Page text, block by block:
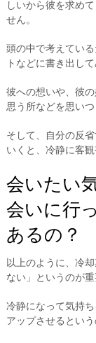
しいから彼を求め
せん。
頭の中で考えてい
トなどに書き出し
彼への想いや、彼
思う所などを思い
そして、自分の反
いくと、冷静に客
会いたい
会いに行
あるの？
以上のように、冷
ない」というのが
冷静になって気持
アップさせるとい